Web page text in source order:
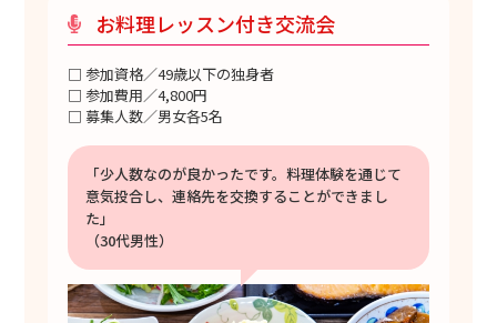
お料理レッスン付き交流会
□ 参加資格／49歳以下の独身者
□ 参加費用／4,800円
□ 募集人数／男女各5名
「少人数なのが良かったです。料理体験を通じて
意気投合し、連絡先を交換することができまし
た」
（30代男性）